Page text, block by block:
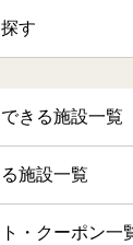
す
きる施設一覧
施設一覧
・クーポン一